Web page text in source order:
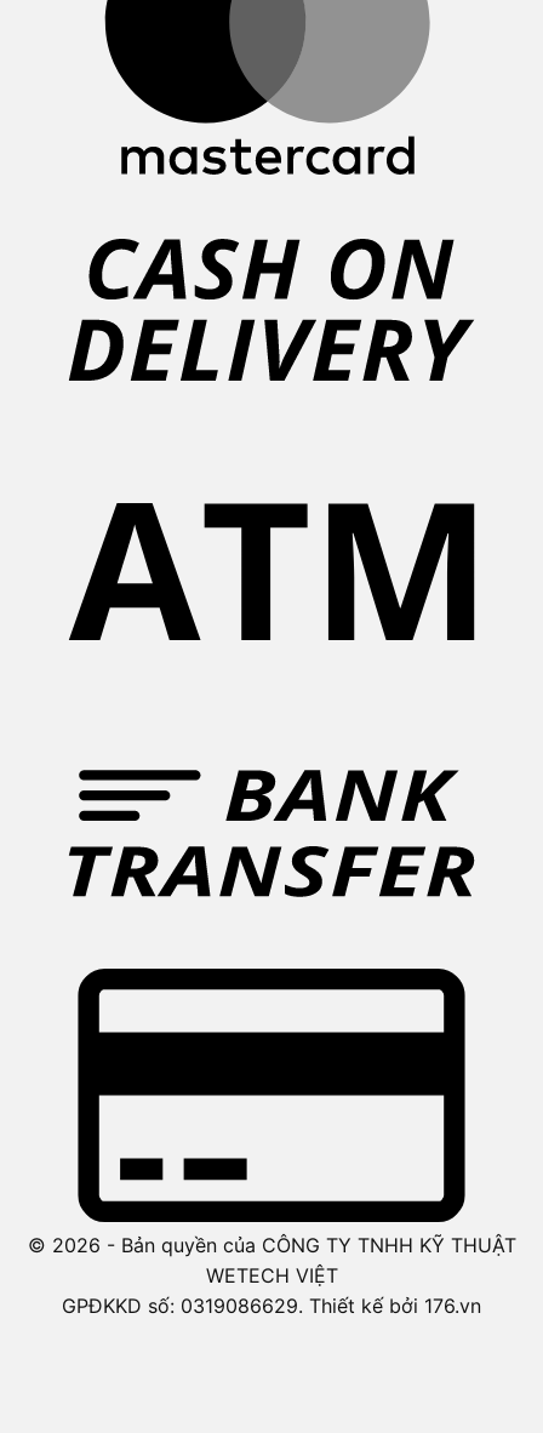
© 2026 - Bản quyền của CÔNG TY TNHH KỸ THUẬT
WETECH VIỆT
GPĐKKD số: 0319086629. Thiết kế bởi 176.vn